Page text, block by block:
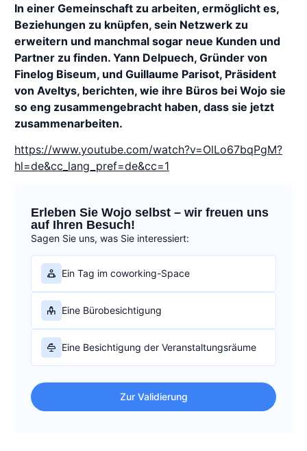
In einer Gemeinschaft zu arbeiten, ermöglicht es,
Beziehungen zu knüpfen, sein Netzwerk zu
erweitern und manchmal sogar neue Kunden und
Partner zu finden. Yann Delpuech, Gründer von
Finelog Biseum, und Guillaume Parisot, Präsident
von Aveltys, berichten, wie ihre Büros bei Wojo sie
so eng zusammengebracht haben, dass sie jetzt
zusammenarbeiten.
https://www.youtube.com/watch?v=OlLo67bqPgM?
hl=de&cc_lang_pref=de&cc=1
Erleben Sie Wojo selbst – wir freuen uns
auf Ihren Besuch!
Sagen Sie uns, was Sie interessiert:
Ein Tag im coworking-Space
Eine Bürobesichtigung
Eine Besichtigung der Veranstaltungsräume
Zur Validierung